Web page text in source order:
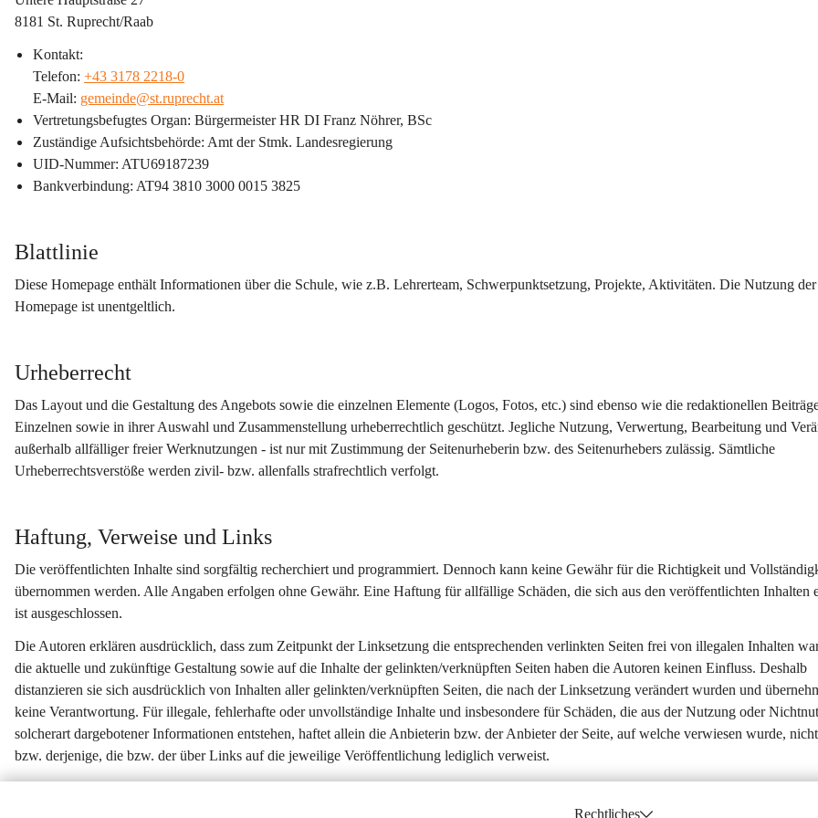
8181 St. Ruprecht/Raab
Kontakt:
Telefon: +43 3178 2218-0
E-Mail: gemeinde@st.ruprecht.at
Vertretungsbefugtes Organ: Bürgermeister HR DI Franz Nöhrer, BSc
Zuständige Aufsichtsbehörde: Amt der Stmk. Landesregierung
UID-Nummer: ATU69187239
Bankverbindung: AT94 3810 3000 0015 3825
Blattlinie
Diese Homepage enthält Informationen über die Schule, wie z.B. Lehrerteam, Schwerpunktsetzung, Projekte, Aktivitäten. Die Nutzung der
Homepage ist unentgeltlich.
Urheberrecht
Das Layout und die Gestaltung des Angebots sowie die einzelnen Elemente (Logos, Fotos, etc.) sind ebenso wie die redaktionellen
Einzelnen sowie in ihrer Auswahl und Zusammenstellung urheberrechtlich geschützt. Jegliche Nutzung, Verwertung, Bearbeitung und
außerhalb allfälliger freier Werknutzungen - ist nur mit Zustimmung der Seitenurheberin bzw. des Seitenurhebers zulässig. Sämtliche
Urheberrechtsverstöße werden zivil- bzw. allenfalls strafrechtlich verfolgt.
Haftung, Verweise und Links
Die veröffentlichten Inhalte sind sorgfältig recherchiert und programmiert. Dennoch kann keine Gewähr für die Richtigkeit und
übernommen werden. Alle Angaben erfolgen ohne Gewähr. Eine Haftung für allfällige Schäden, die sich aus den veröffentlichten Inhalten
ist ausgeschlossen.
Die Autoren erklären ausdrücklich, dass zum Zeitpunkt der Linksetzung die entsprechenden verlinkten Seiten frei von illegalen Inhalten
die aktuelle und zukünftige Gestaltung sowie auf die Inhalte der gelinkten/verknüpften Seiten haben die Autoren keinen Einfluss. Deshalb
distanzieren sie sich ausdrücklich von Inhalten aller gelinkten/verknüpften Seiten, die nach der Linksetzung verändert wurden und
keine Verantwortung. Für illegale, fehlerhafte oder unvollständige Inhalte und insbesondere für Schäden, die aus der Nutzung oder
solcherart dargebotener Informationen entstehen, haftet allein die Anbieterin bzw. der Anbieter der Seite, auf welche verwiesen wurde,
bzw. derjenige, die bzw. der über Links auf die jeweilige Veröffentlichung lediglich verweist.
Rechtliches